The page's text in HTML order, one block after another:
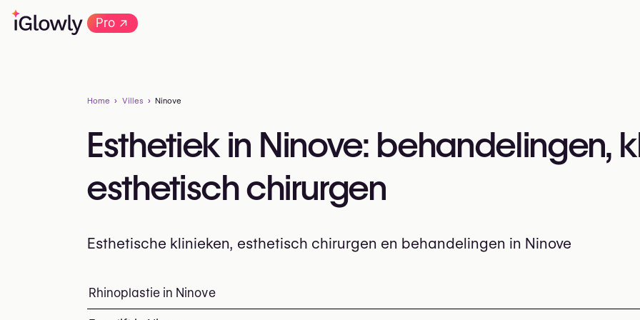
Pro→
Home Villes Ninove
Esthetiek in Ninove: behandelingen,
esthetisch chirurgen
Esthetische klinieken, esthetisch chirurgen en behandelingen in Ninove
Alles over esthetiek in Ninove: klinieken, esthetisch en plastisch chirurgen, populaire
Top ingrepen en behandelingen in Ninove
Rhinoplastie in Ninove